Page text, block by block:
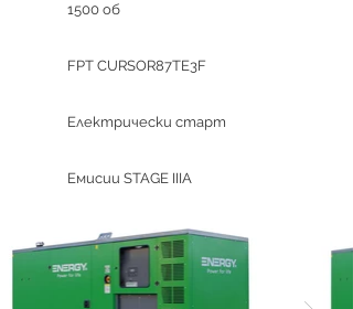
1500 об
FPT CURSOR87TE3F
Електрически старт
Емисии STAGE IIIA